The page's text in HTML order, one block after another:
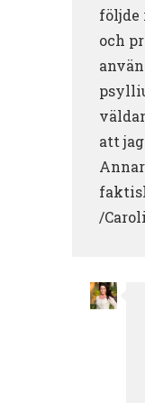
följde
och
att
/